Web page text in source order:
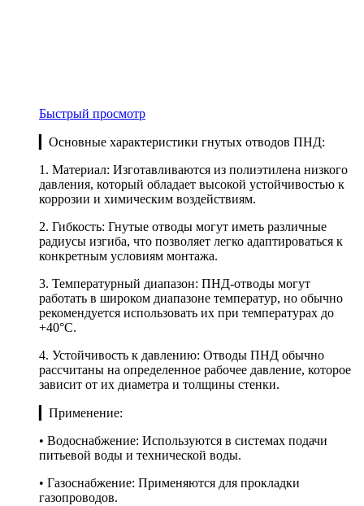
Быстрый просмотр
▎Основные характеристики гнутых отводов ПНД:
1. Материал: Изготавливаются из полиэтилена низкого
давления, который обладает высокой устойчивостью к
коррозии и химическим воздействиям.
2. Гибкость: Гнутые отводы могут иметь различные
радиусы изгиба, что позволяет легко адаптироваться к
конкретным условиям монтажа.
3. Температурный диапазон: ПНД-отводы могут
работать в широком диапазоне температур, но обычно
рекомендуется использовать их при температурах до
+40°C.
4. Устойчивость к давлению: Отводы ПНД обычно
рассчитаны на определенное рабочее давление, которое
зависит от их диаметра и толщины стенки.
▎Применение:
• Водоснабжение: Используются в системах подачи
питьевой воды и технической воды.
• Газоснабжение: Применяются для прокладки
газопроводов.